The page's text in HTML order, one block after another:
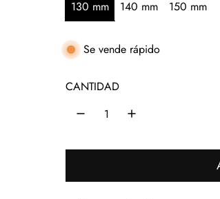
i
o
i
130 mm
140 mm 150 mm
Se vende rápido
CANTIDAD